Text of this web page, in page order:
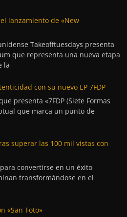
lanzamiento de «New
Takeofftuesdays presenta
que representa una nueva etapa
la
con su nuevo EP 7FDP
presenta «7FDP (Siete Formas
que marca un punto de
superar las 100 mil vistas con
convertirse en un éxito
transformándose en el
«San Toto»